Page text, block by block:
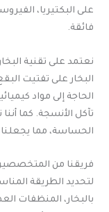
على البكتيريا،
فائقة.
نعتمد على تقنية
البخار على تفتيت
الحاجة إلى مواد
تآكل الأنسجة. كما
الحساسة، مما يجعلنا
فريقنا من
لتحديد الطريقة
بالبخار، المنظفات